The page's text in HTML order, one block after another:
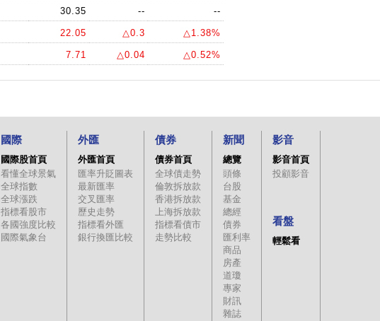
30.35 -- --
22.05 △0.3 △1.38%
7.71 △0.04 △0.52%
國際
國際股首頁
看懂全球景氣
全球指數
全球漲跌
指標看股市
各國強度比較
國際氣象台
外匯
外匯首頁
匯率升貶圖表
最新匯率
交叉匯率
歷史走勢
指標看外匯
銀行換匯比較
債券
債券首頁
全球債走勢
倫敦拆放款
香港拆放款
上海拆放款
指標看債市
走勢比較
新聞
總覽
頭條
台股
基金
總經
債券
匯利率
商品
房產
道瓊
專家
財訊
雜誌
影音
影音首頁
投顧影音
看盤
輕鬆看